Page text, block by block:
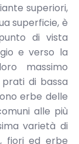
superiori,
superficie, è
di vista
e verso la
massimo
di bassa
erbe delle
alle più
varietà di
fiori ed erbe